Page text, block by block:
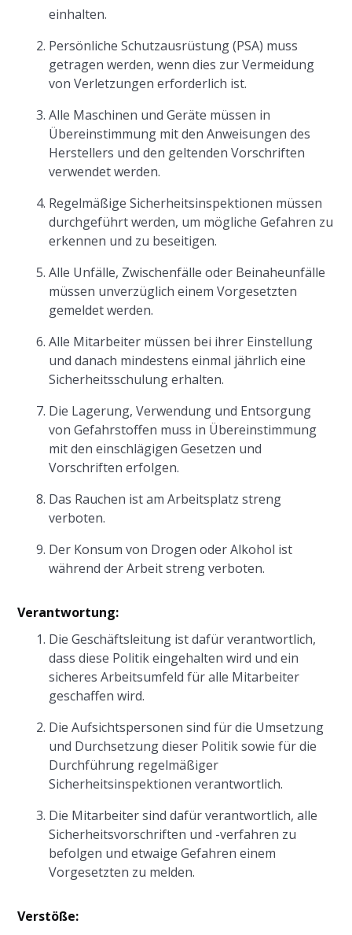
einhalten.
Persönliche Schutzausrüstung (PSA) muss
getragen werden, wenn dies zur Vermeidung
von Verletzungen erforderlich ist.
Alle Maschinen und Geräte müssen in
Übereinstimmung mit den Anweisungen des
Herstellers und den geltenden Vorschriften
verwendet werden.
Regelmäßige Sicherheitsinspektionen müssen
durchgeführt werden, um mögliche Gefahren zu
erkennen und zu beseitigen.
Alle Unfälle, Zwischenfälle oder Beinaheunfälle
müssen unverzüglich einem Vorgesetzten
gemeldet werden.
Alle Mitarbeiter müssen bei ihrer Einstellung
und danach mindestens einmal jährlich eine
Sicherheitsschulung erhalten.
Die Lagerung, Verwendung und Entsorgung
von Gefahrstoffen muss in Übereinstimmung
mit den einschlägigen Gesetzen und
Vorschriften erfolgen.
Das Rauchen ist am Arbeitsplatz streng
verboten.
Der Konsum von Drogen oder Alkohol ist
während der Arbeit streng verboten.
Verantwortung:
Die Geschäftsleitung ist dafür verantwortlich,
dass diese Politik eingehalten wird und ein
sicheres Arbeitsumfeld für alle Mitarbeiter
geschaffen wird.
Die Aufsichtspersonen sind für die Umsetzung
und Durchsetzung dieser Politik sowie für die
Durchführung regelmäßiger
Sicherheitsinspektionen verantwortlich.
Die Mitarbeiter sind dafür verantwortlich, alle
Sicherheitsvorschriften und -verfahren zu
befolgen und etwaige Gefahren einem
Vorgesetzten zu melden.
Verstöße: